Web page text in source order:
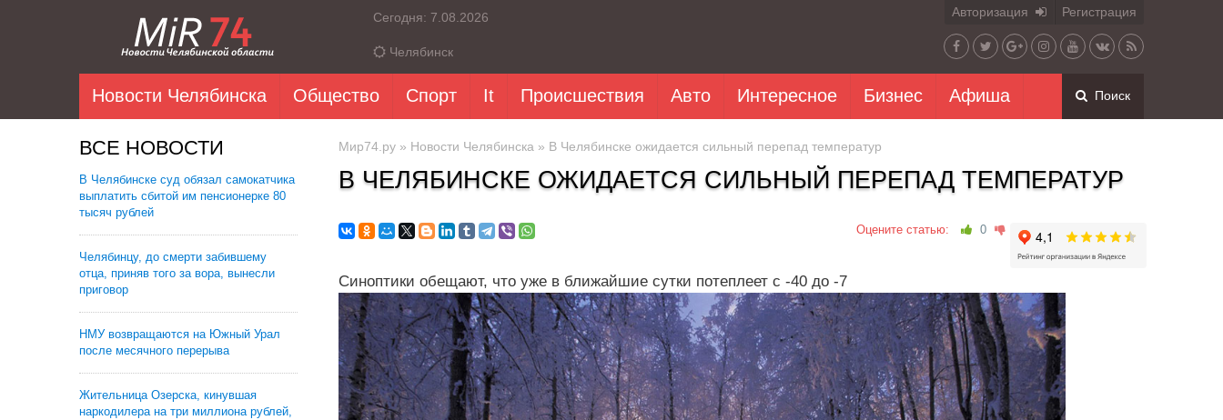
Сегодня: 7.08.2026
Челябинск
Авторизация Регистрация
Новости Челябинска Общество Спорт It Происшествия Авто Интересное Бизнес Афиша Поиск
ВСЕ НОВОСТИ
В Челябинске суд обязал самокатчика
выплатить сбитой им пенсионерке 80
тысяч рублей
Челябинцу, до смерти забившему
отца, приняв того за вора, вынесли
приговор
НМУ возвращаются на Южный Урал
после месячного перерыва
Жительница Озерска, кинувшая
наркодилера на три миллиона рублей,
Мир74.ру » Новости Челябинска » В Челябинске ожидается сильный перепад температур
В ЧЕЛЯБИНСКЕ ОЖИДАЕТСЯ СИЛЬНЫЙ ПЕРЕПАД ТЕМПЕРАТУР
Оцените статью: 0
Синоптики обещают, что уже в ближайшие сутки потеплеет с -40 до -7